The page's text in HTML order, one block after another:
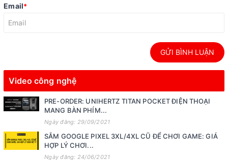
Email*
GỬI BÌNH LUẬN
Video công nghệ
PRE-ORDER: UNIHERTZ TITAN POCKET ĐIỆN THOẠI
MANG BÀN PHÍM...
Ngày đăng: 29/09/2021
SẮM GOOGLE PIXEL 3XL/4XL CŨ ĐỂ CHƠI GAME: GIÁ
HỢP LÝ CHƠI...
Ngày đăng: 24/06/2021